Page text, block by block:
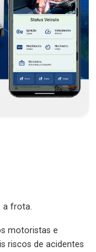
a frota.
motoristas e
riscos de acidentes